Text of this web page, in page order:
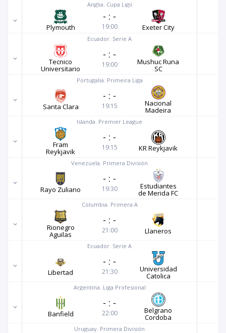
Anglia. Cupa Ligii
Plymouth
- : -
19:00 Exeter City
Ecuador. Serie A
Tecnico
Universitario
- : -
19:00 Mushuc Runa
SC
Portugalia. Primeira Liga
Santa Clara
- : -
19:15 Nacional
Madeira
Islanda. Premier League
Fram
Reykjavik
- : -
19:15 KR Reykjavik
Venezuela. Primera División
Rayo Zuliano
- : -
19:30 Estudiantes
de Merida FC
Columbia. Primera A
Rionegro
Aguilas
- : -
21:00 Llaneros
Ecuador. Serie A
Libertad
- : -
21:30 Universidad
Catolica
Argentina. Liga Profesional
Banfield
- : -
22:00 Belgrano
Cordoba
Uruguay. Primera División